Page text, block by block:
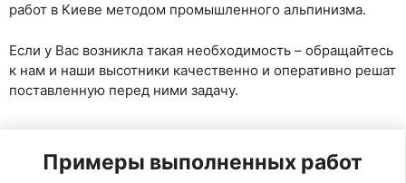
работ в Киеве методом промышленного альпинизма.
Если у Вас возникла такая необходимость – обращайтесь
к нам и наши высотники качественно и оперативно решат
поставленную перед ними задачу.
Примеры выполненных работ